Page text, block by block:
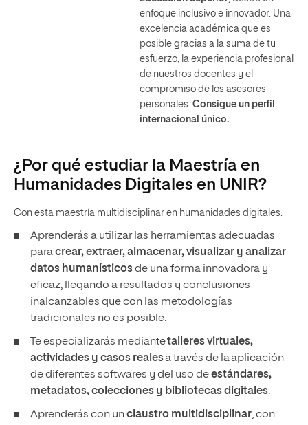
enfoque inclusivo e innovador. Una
excelencia académica que es
posible gracias a la suma de tu
esfuerzo, la experiencia profesional
de nuestros docentes y el
compromiso de los asesores
personales.Consigue un perfil
internacional único.
¿Por qué estudiar la Maestría en
Humanidades Digitales en UNIR?
Con esta maestría multidisciplinar en humanidades digitales:
Aprenderás a utilizar las herramientas adecuadas
paracrear, extraer, almacenar, visualizar y analizar
datos humanísticosde una forma innovadora y
eficaz, llegando a resultados y conclusiones
inalcanzables que con las metodologías
tradicionales no es posible.
Te especializarás mediantetalleres virtuales,
actividades y casos realesa través de la aplicación
de diferentes softwares y del uso deestándares,
metadatos, colecciones y bibliotecas digitales.
Aprenderás con unclaustro multidisciplinar, con